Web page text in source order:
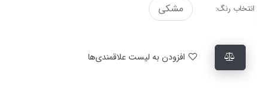
انتخاب رنگ: مشکی